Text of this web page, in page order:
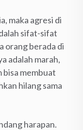
maka agresi di
sifat-sifat
orang berada di
adalah marah,
bisa membuat
hilang sama
harapan.